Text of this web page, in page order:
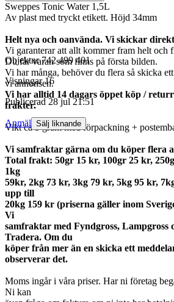
Sweppes Tonic Water 1,5L
Av plast med tryckt etikett. Höjd 34mm
Helt nya och oanvända. Vi skickar
Vi garanterar att allt kommer fram helt och
Du får varan som finns på första bilden.
Vi har många, behöver du flera så skicka
vi annonsen.
Vi har alltid 14 dagars öppet köp /
frakter.
Vikt ca 3 gram med förpackning +
Vi samfraktar gärna om du köper flera
Total frakt: 50gr 15 kr, 100gr 25 kr,
1kg
59kr, 2kg 73 kr, 3kg 79 kr, 5kg 95 kr,
upp till
20kg 159 kr (priserna gäller inom
Vi
samfraktar med Fyndgross, Lampgross
Tradera. Om du
köper från mer än en skicka ett
observerar det.
Moms ingår i våra priser. Har ni företag
Ni kan
Objektnr 742 499 401
Visningar 16
Publicerad 28 jul 21:51
Anmäl Sälj liknande